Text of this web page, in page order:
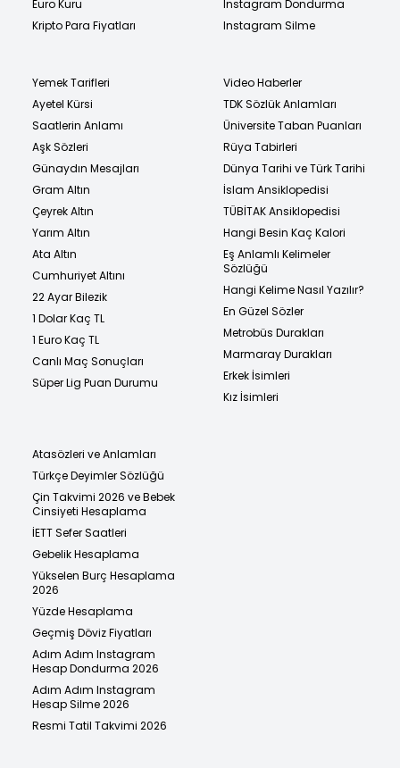
Euro Kuru
Kripto Para Fiyatları
Instagram Dondurma
Instagram Silme
Yemek Tarifleri
Ayetel Kürsi
Saatlerin Anlamı
Aşk Sözleri
Günaydın Mesajları
Gram Altın
Çeyrek Altın
Yarım Altın
Ata Altın
Cumhuriyet Altını
22 Ayar Bilezik
1 Dolar Kaç TL
1 Euro Kaç TL
Canlı Maç Sonuçları
Süper Lig Puan Durumu
Video Haberler
TDK Sözlük Anlamları
Üniversite Taban Puanları
Rüya Tabirleri
Dünya Tarihi ve Türk Tarihi
İslam Ansiklopedisi
TÜBİTAK Ansiklopedisi
Hangi Besin Kaç Kalori
Eş Anlamlı Kelimeler
Sözlüğü
Hangi Kelime Nasıl Yazılır?
En Güzel Sözler
Metrobüs Durakları
Marmaray Durakları
Erkek İsimleri
Kız İsimleri
Atasözleri ve Anlamları
Türkçe Deyimler Sözlüğü
Çin Takvimi 2026 ve Bebek
Cinsiyeti Hesaplama
İETT Sefer Saatleri
Gebelik Hesaplama
Yükselen Burç Hesaplama
2026
Yüzde Hesaplama
Geçmiş Döviz Fiyatları
Adım Adım Instagram
Hesap Dondurma 2026
Adım Adım Instagram
Hesap Silme 2026
Resmi Tatil Takvimi 2026